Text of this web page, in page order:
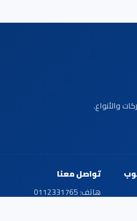
والأنواع.
تواصل معنا
هاتف:0112331765